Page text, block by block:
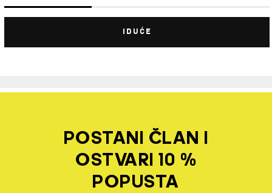
IDUĆE
POSTANI ČLAN I
OSTVARI 10 %
POPUSTA